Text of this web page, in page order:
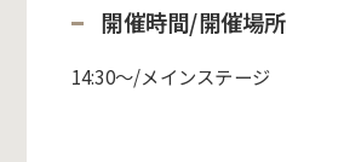
開催時間/開催場所
14:30～/メインステージ